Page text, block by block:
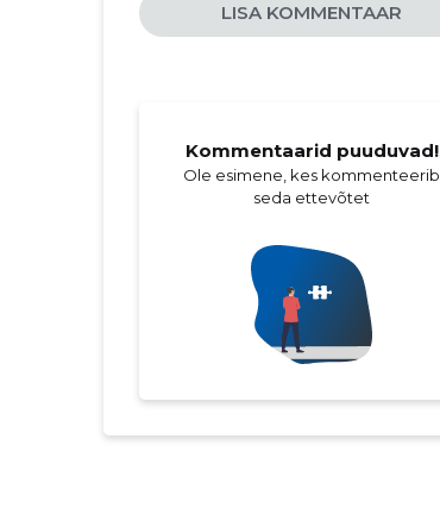
LISA KOMMENTAAR
Kommentaarid puuduvad!
Ole esimene, kes kommenteerib
seda ettevõtet